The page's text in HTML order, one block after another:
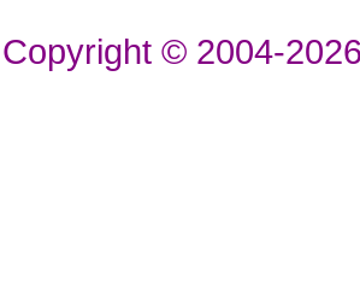
Copyright © 2004-2026